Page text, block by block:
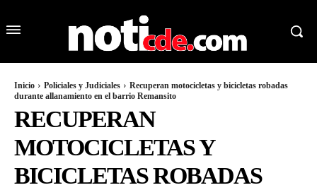
Inicio Policiales y Judiciales
Recuperan motocicletas y bicicletas robadas
durante allanamiento en el barrio Remansito
RECUPERAN
MOTOCICLETAS Y
BICICLETAS ROBADAS